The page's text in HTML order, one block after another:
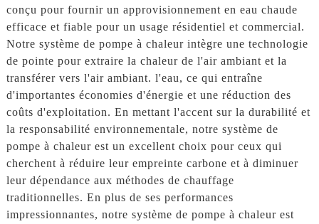
conçu pour fournir un approvisionnement en eau chaude
efficace et fiable pour un usage résidentiel et commercial.
Notre système de pompe à chaleur intègre une technologie
de pointe pour extraire la chaleur de l'air ambiant et la
transférer vers l'air ambiant. l'eau, ce qui entraîne
d'importantes économies d'énergie et une réduction des
coûts d'exploitation. En mettant l'accent sur la durabilité et
la responsabilité environnementale, notre système de
pompe à chaleur est un excellent choix pour ceux qui
cherchent à réduire leur empreinte carbone et à diminuer
leur dépendance aux méthodes de chauffage
traditionnelles. En plus de ses performances
impressionnantes, notre système de pompe à chaleur est